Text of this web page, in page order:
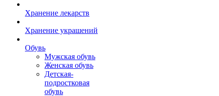
Хранение лекарств
Хранение украшений
Обувь
Мужская обувь
Женская обувь
Детская-
подростковая
обувь